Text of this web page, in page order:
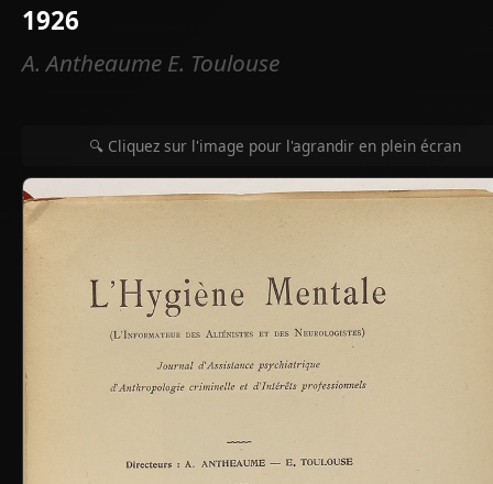
1926
A. Antheaume E. Toulouse
🔍 Cliquez sur l'image pour l'agrandir en plein écran